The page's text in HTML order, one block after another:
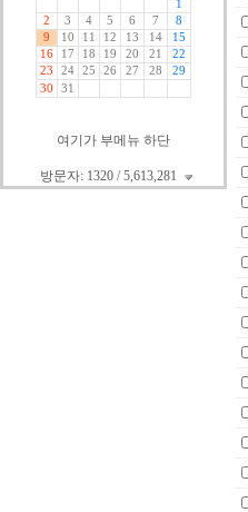
여기가 부메뉴 하단
방문자: 1320 / 5,613,281